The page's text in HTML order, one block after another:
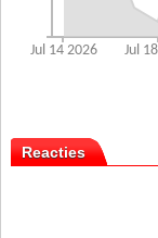
Reacties